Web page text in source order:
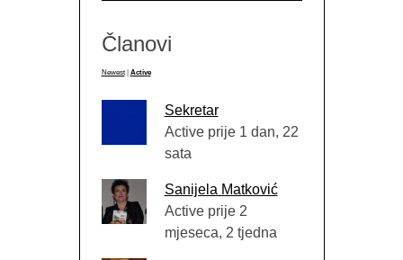
Članovi
Newest Active
Sekretar
Active prije 1 dan, 22
sata
Sanijela Matković
Active prije 2
mjeseca, 2 tjedna